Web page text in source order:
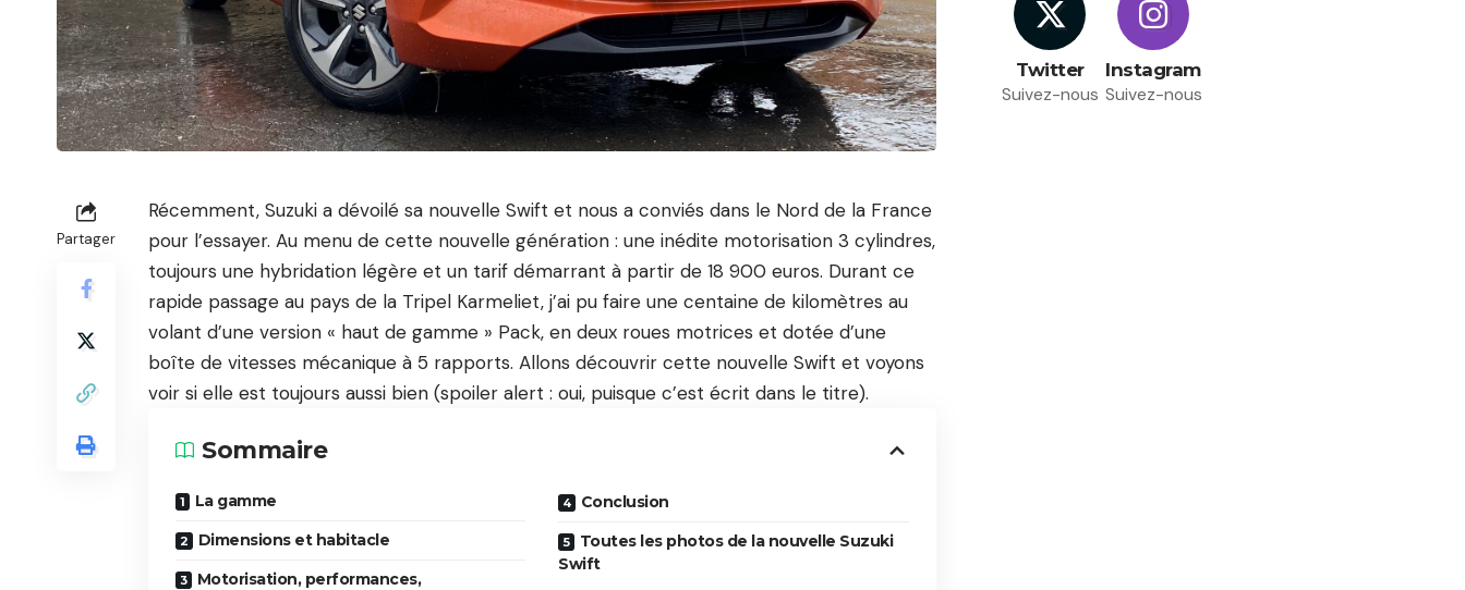
Partager
Récemment, Suzuki a dévoilé sa nouvelle Swift et nous a conviés dans le Nord de la France
pour l’essayer. Au menu de cette nouvelle génération : une inédite motorisation 3 cylindres,
toujours une hybridation légère et un tarif démarrant à partir de 18 900 euros. Durant ce
rapide passage au pays de la Tripel Karmeliet, j’ai pu faire une centaine de kilomètres au
volant d’une version « haut de gamme » Pack, en deux roues motrices et dotée d’une
boîte de vitesses mécanique à 5 rapports. Allons découvrir cette nouvelle Swift et voyons
voir si elle est toujours aussi bien (spoiler alert : oui, puisque c’est écrit dans le titre).
Sommaire
La gamme
Dimensions et habitacle
Motorisation, performances,
Conclusion
Toutes les photos de la nouvelle Suzuki
Swift
Twitter
Suivez-nous
Instagram
Suivez-nous